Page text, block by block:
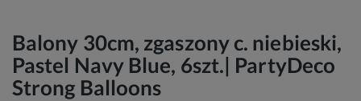
Balony 30cm, zgaszony c. niebieski,
Pastel Navy Blue, 6szt.| PartyDeco
Strong Balloons